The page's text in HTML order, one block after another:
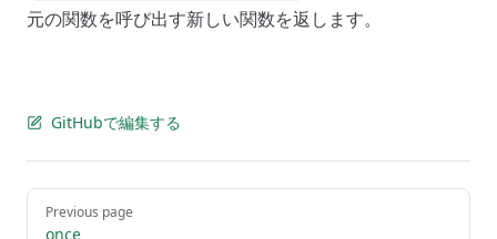
元の関数を呼び出す新しい関数を返します。
GitHubで編集する
Pager
Previous page
once